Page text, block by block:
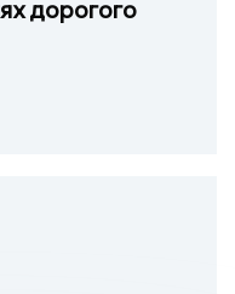
дорогого